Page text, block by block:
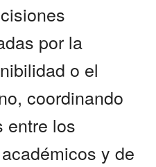
por la
o el
coordinando
entre los
y de